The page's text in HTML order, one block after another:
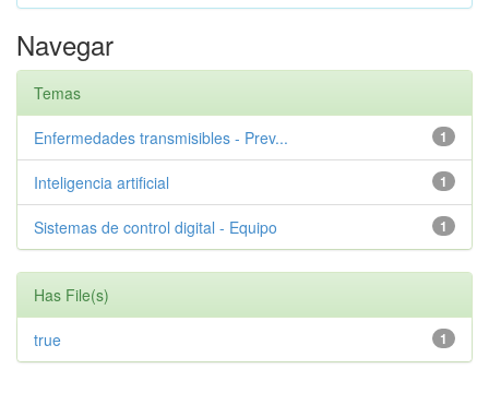
Navegar
Temas
1
Enfermedades transmisibles - Prev...
1
Inteligencia artificial
1
Sistemas de control digital - Equipo
Has File(s)
1
true